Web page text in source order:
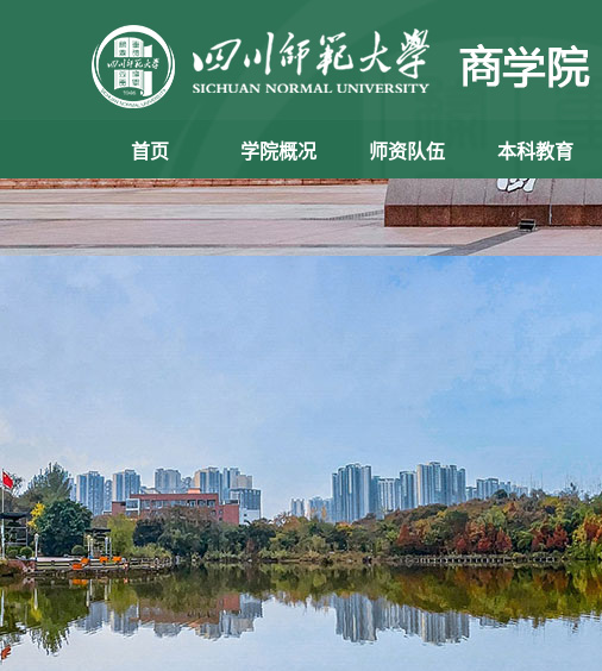
首页 学院概况 师资队伍 本科教育